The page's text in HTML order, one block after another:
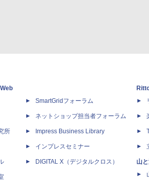
所
SmartGridフォーラム
ネットショップ担当者フォーラム
Impress Business Library
インプレスセミナー
DIGITAL X（デジタルクロス）
山